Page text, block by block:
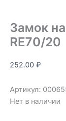
Замок
RE70/20
252.00 ₽
Артикул:
Нет в наличии